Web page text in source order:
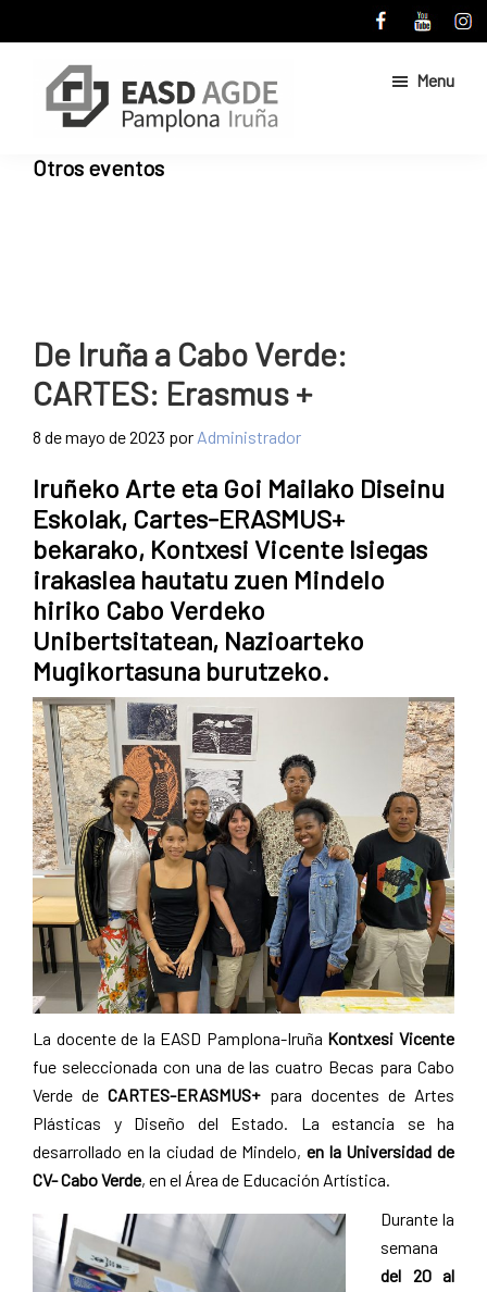
to
content
to
Escuela
de
Sitio
y
Superior
Diseño
Pamplona
Menu
Otros eventos
De Iruña a Cabo Verde:
CARTES: Erasmus +
8 de mayo de 2023 por Administrador
Iruñeko Arte eta Goi Mailako Diseinu
Eskolak, Cartes-ERASMUS+
bekarako, Kontxesi Vicente Isiegas
irakaslea hautatu zuen Mindelo
hiriko Cabo Verdeko
Unibertsitatean, Nazioarteko
Mugikortasuna burutzeko.
La docente de la EASD Pamplona-Iruña Kontxesi Vicente
fue seleccionada con una de las cuatro Becas para Cabo
Verde deCARTES-ERASMUS+para docentes de Artes
Plásticas y Diseño del Estado. La estancia se ha
desarrollado en la ciudad de Mindelo, en la Universidad de
CV- Cabo Verde, en el Área de Educación Artística.
Durante la
semana
del 20 al